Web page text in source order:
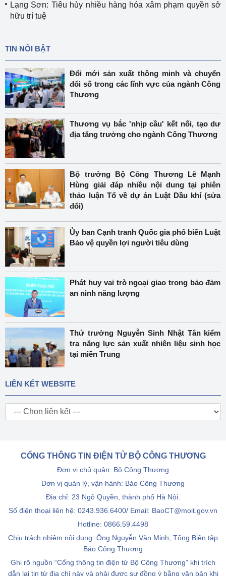
Lạng Sơn: Tiêu hủy nhiều hàng hóa xâm phạm quyền sở
hữu trí tuệ
TIN NỔI BẬT
Đổi mới sản xuất thông minh và chuyển
đổi số trong các lĩnh vực của ngành Công
Thương
Thương vụ bắc 'nhịp cầu' kết nối, tạo dư
địa tăng trưởng cho ngành Công Thương
Bộ trưởng Bộ Công Thương Lê Mạnh
Hùng giải đáp nhiều nội dung tại phiên
thảo luận Tổ về dự án Luật Dầu khí (sửa
đổi)
Ủy ban Cạnh tranh Quốc gia phổ biến Luật
Bảo vệ quyền lợi người tiêu dùng
Phát huy vai trò ngoại giao trong bảo đảm
an ninh năng lượng
Thứ trưởng Nguyễn Sinh Nhật Tân kiểm
tra năng lực sản xuất nhiên liệu sinh học
tại miền Trung
LIÊN KẾT WEBSITE
CỔNG THÔNG TIN ĐIỆN TỬ BỘ CÔNG THƯƠNG
Đơn vị chủ quản: Bộ Công Thương
Đơn vị quản lý, vận hành: Báo Công Thương
Địa chỉ: 23 Ngô Quyền, thành phố Hà Nội.
Số điện thoại liên hệ: 0243.936.6400/ Email: BaoCT@moit.gov.vn
Hotline: 0866.59.4498
Chịu trách nhiệm nội dung: Ông Nguyễn Văn Minh, Tổng Biên tập
Báo Công Thương
Ghi rõ nguồn “Cổng thông tin điện tử Bộ Công Thương” khi trích
dẫn lại tin từ địa chỉ này và phải được sự đồng ý bằng văn bản khi